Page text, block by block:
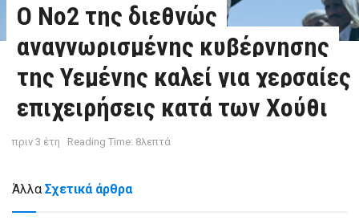
Ο Νο2 της διεθνώς
αναγνωρισμένης κυβέρνησης
της Υεμένης καλεί για χερσαίες
επιχειρήσεις κατά των Χούθι
πριν 3 έτη Reading Time: 8λεπτά
Άλλα Σχετικά άρθρα